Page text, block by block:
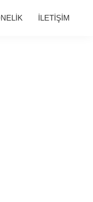
İLETİŞİM